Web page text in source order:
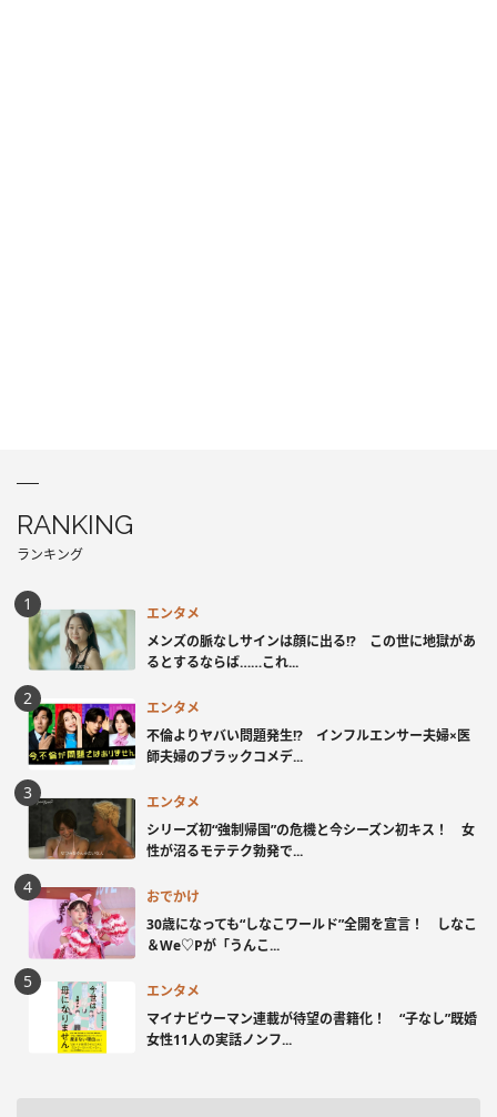
RANKING
ランキング
エンタメ
メンズの脈なしサインは顔に出る!? この世に地獄があ
るとするならば……これ...
エンタメ
不倫よりヤバい問題発生!? インフルエンサー夫婦×医
師夫婦のブラックコメデ...
エンタメ
シリーズ初“強制帰国”の危機と今シーズン初キス！ 女
性が沼るモテテク勃発で...
おでかけ
30歳になっても“しなこワールド”全開を宣言！ しなこ
＆We♡Pが「うんこ...
エンタメ
マイナビウーマン連載が待望の書籍化！ “子なし”既婚
女性11人の実話ノンフ...